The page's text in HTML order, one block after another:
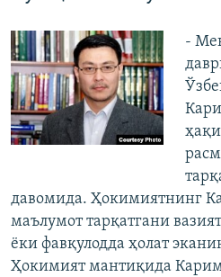
-
давомида. Ҳокимиятнинг
маълумот тарқатгани
ëки фавқулодда ҳолат
Ҳокимият мантиқида